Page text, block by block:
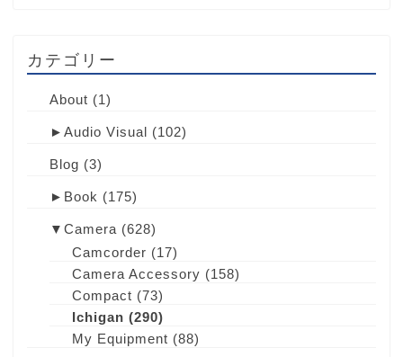
カテゴリー
About (1)
► Audio Visual (102)
Blog (3)
► Book (175)
▼ Camera (628)
Camcorder (17)
Camera Accessory (158)
Compact (73)
Ichigan (290)
My Equipment (88)